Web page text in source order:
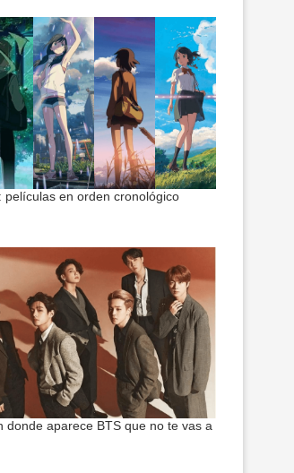
películas en orden cronológico
donde aparece BTS que no te vas a